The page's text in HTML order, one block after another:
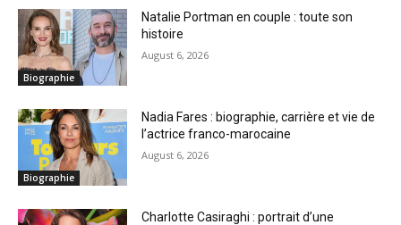
Biographie
Natalie Portman en couple : toute son
histoire
August 6, 2026
Biographie
Nadia Fares : biographie, carrière et vie de
l’actrice franco-marocaine
August 6, 2026
Charlotte Casiraghi : portrait d’une